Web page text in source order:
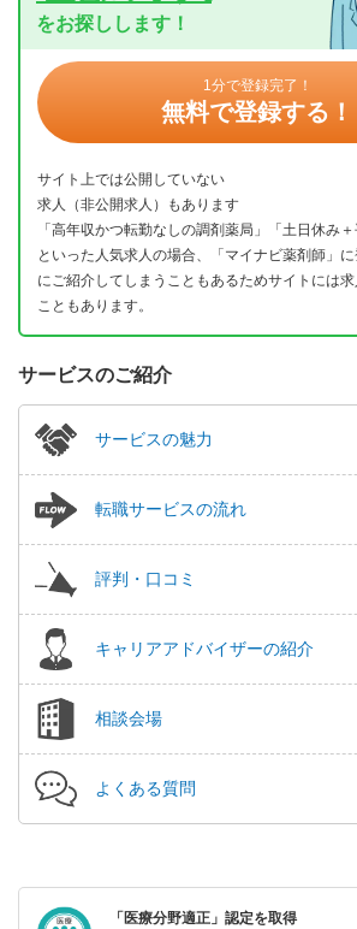
をお探しします！
1分で登録完了！
無料で登録する！
サイト上では公開していない
求人（非公開求人）もあります
「高年収かつ転勤なしの調剤薬局」「土日休み
といった人気求人の場合、「マイナビ薬剤師」
にご紹介してしまうこともあるためサイトには
こともあります。
サービスのご紹介
サービスの魅力
転職サービスの流れ
評判・口コミ
キャリアアドバイザーの紹介
相談会場
よくある質問
「医療分野適正」認定を取得